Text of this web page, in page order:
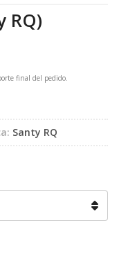
RQ)
final del pedido.
Santy RQ